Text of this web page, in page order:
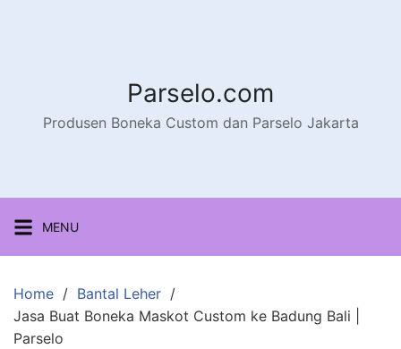
Parselo.com
Produsen Boneka Custom dan Parselo Jakarta
MENU
Home
Bantal Leher
Jasa Buat Boneka Maskot Custom ke Badung Bali |
Parselo